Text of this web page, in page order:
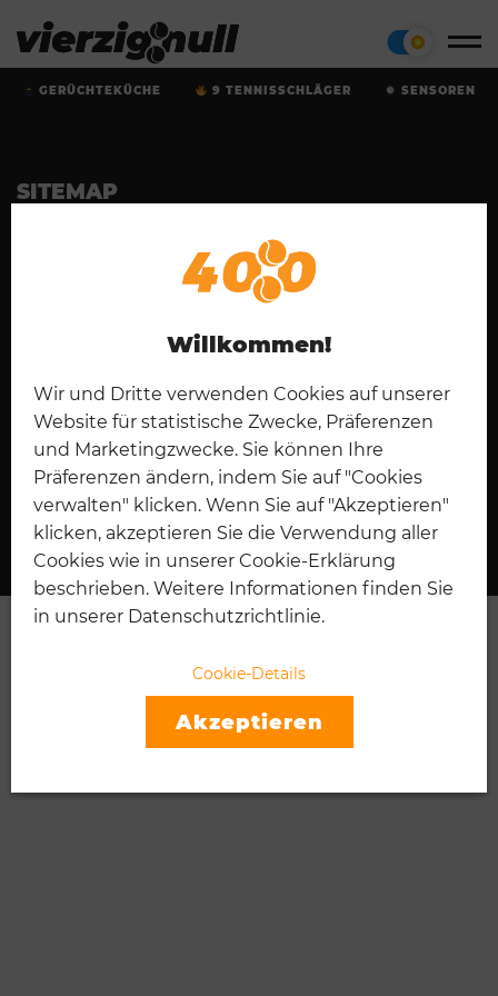
Willkommen!
Wir und Dritte verwenden Cookies auf unserer
Website für statistische Zwecke, Präferenzen
und Marketingzwecke. Sie können Ihre
Präferenzen ändern, indem Sie auf "Cookies
verwalten" klicken. Wenn Sie auf "Akzeptieren"
klicken, akzeptieren Sie die Verwendung aller
Cookies wie in unserer Cookie-Erklärung
beschrieben. Weitere Informationen finden Sie
in unserer Datenschutzrichtlinie.
Cookie-Details
Akzeptieren
GERÜCHTEKÜCHE 9 TENNISSCHLÄGER SENSOREN
SITEMAP
Kontakt
Disclaimer
CONNECT
TENNIS